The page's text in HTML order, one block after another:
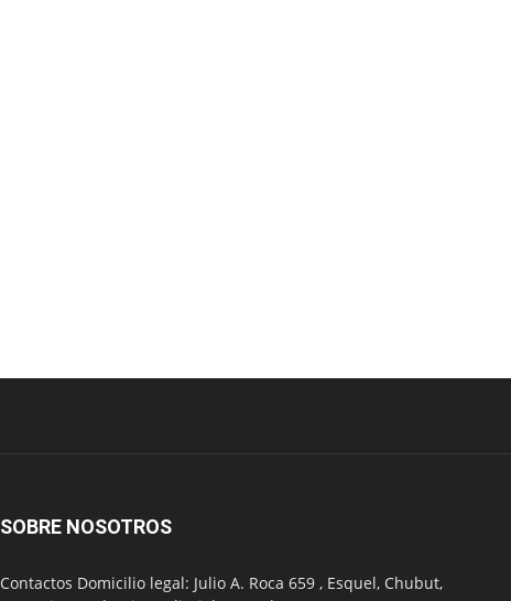
SOBRE NOSOTROS
Contactos Domicilio legal: Julio A. Roca 659 , Esquel, Chubut,